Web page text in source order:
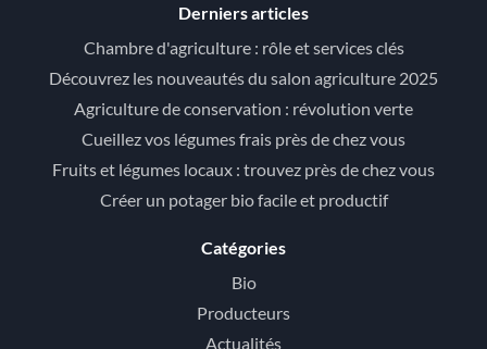
Derniers articles
Chambre d'agriculture : rôle et services clés
Découvrez les nouveautés du salon agriculture 2025
Agriculture de conservation : révolution verte
Cueillez vos légumes frais près de chez vous
Fruits et légumes locaux : trouvez près de chez vous
Créer un potager bio facile et productif
Catégories
Bio
Producteurs
Actualités